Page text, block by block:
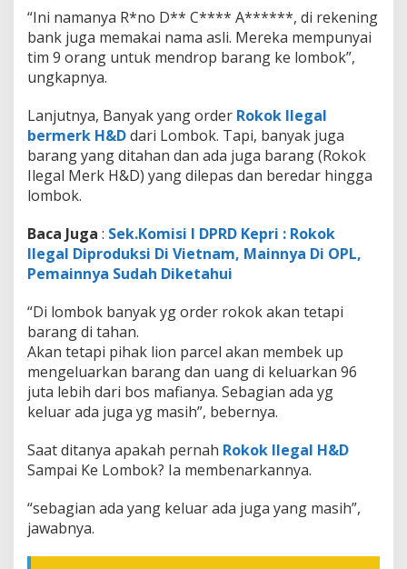
e
m
p
a
e
n
g
i
r
a
n
“Ini namanya R*no D** C**** A******, di rekening
bank juga memakai nama asli. Mereka mempunyai
tim 9 orang untuk mendrop barang ke lombok”,
ungkapnya.
Lanjutnya, Banyak yang order Rokok Ilegal
bermerk H&Ddari Lombok. Tapi, banyak juga
barang yang ditahan dan ada juga barang (Rokok
Ilegal Merk H&D) yang dilepas dan beredar hingga
lombok.
Baca Juga : Sek.Komisi I DPRD Kepri : Rokok
Ilegal Diproduksi Di Vietnam, Mainnya Di OPL,
Pemainnya Sudah Diketahui
“Di lombok banyak yg order rokok akan tetapi
barang di tahan.
Akan tetapi pihak lion parcel akan membek up
mengeluarkan barang dan uang di keluarkan 96
juta lebih dari bos mafianya. Sebagian ada yg
keluar ada juga yg masih”, bebernya.
Saat ditanya apakah pernah Rokok Ilegal H&D
Sampai Ke Lombok? Ia membenarkannya.
“sebagian ada yang keluar ada juga yang masih”,
jawabnya.